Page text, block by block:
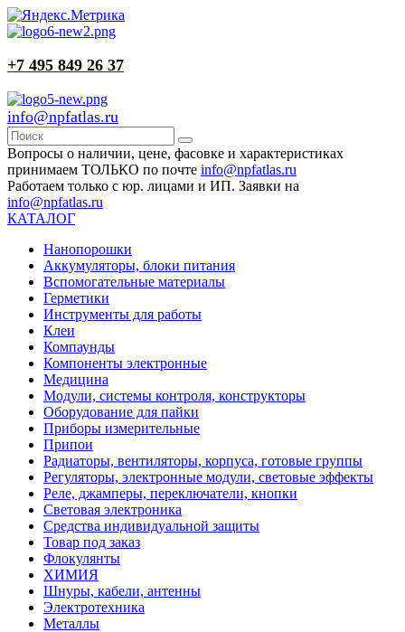
+7 495 849 26 37
info@npfatlas.ru
Вопросы о наличии, цене, фасовке и характеристиках
принимаем ТОЛЬКО по почте info@npfatlas.ru
Работаем только с юр. лицами и ИП. Заявки на
info@npfatlas.ru
КАТАЛОГ
Нанопорошки
Аккумуляторы, блоки питания
Вспомогательные материалы
Герметики
Инструменты для работы
Клеи
Компаунды
Компоненты электронные
Медицина
Модули, системы контроля, конструкторы
Оборудование для пайки
Приборы измерительные
Припои
Радиаторы, вентиляторы, корпуса, готовые группы
Регуляторы, электронные модули, световые эффекты
Реле, джамперы, переключатели, кнопки
Световая электроника
Средства индивидуальной защиты
Товар под заказ
Флокулянты
ХИМИЯ
Шнуры, кабели, антенны
Электротехника
Металлы